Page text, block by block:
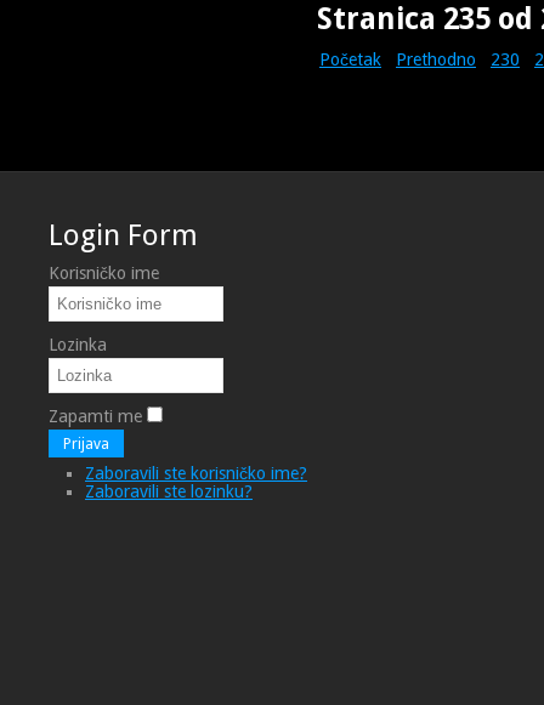
Stranica 235 od
Početak Prethodno 230
Login Form
Korisničko ime
Lozinka
Zapamti me
Prijava
Zaboravili ste korisničko ime?
Zaboravili ste lozinku?